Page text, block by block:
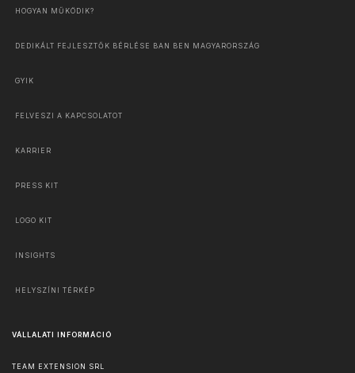
HOGYAN MŰKÖDIK?
DEDIKÁLT FEJLESZTŐK BÉRLÉSE BAN BEN MAGYARORSZÁG
GYIK
FELVESZI A KAPCSOLATOT
KARRIER
PRESS KIT
LOGO KIT
INSIGHTS
HELYSZÍNI TÉRKÉP
VÁLLALATI INFORMÁCIÓ
TEAM EXTENSION SRL